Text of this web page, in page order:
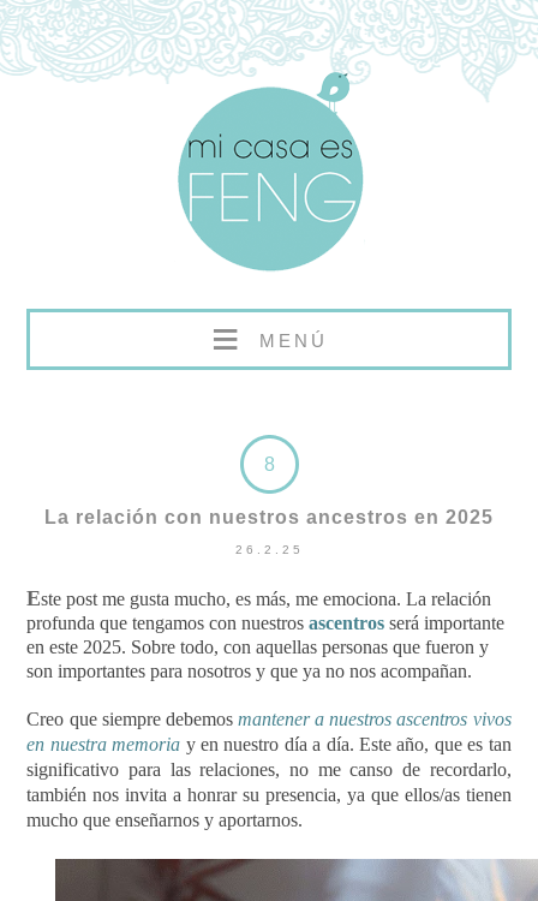
≡ MENÚ
8
La relación con nuestros ancestros en 2025
26.2.25
Este post me gusta mucho, es más, me emociona. La relación
profunda que tengamos con nuestrosascentros será importante
en este 2025. Sobre todo, con aquellas personas que fueron y
son importantes para nosotros y que ya no nos acompañan.
Creo que siempre debemos mantener a nuestros ascentros vivos
en nuestra memoria y en nuestro día a día. Este año, que es tan
significativo para las relaciones, no me canso de recordarlo,
también nos invita a honrar su presencia, ya que ellos/as tienen
mucho que enseñarnos y aportarnos.